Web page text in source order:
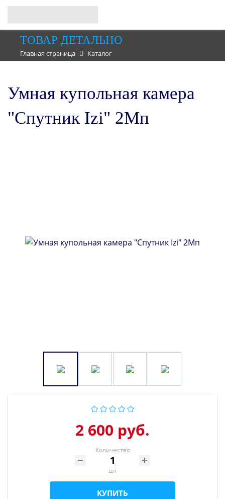
ТОВАР ДЕТАЛЬНО
Главная страница Каталог
Умная купольная камера
"Спутник Izi" 2Мп
2 600 руб.
Количество
шт
КУПИТЬ